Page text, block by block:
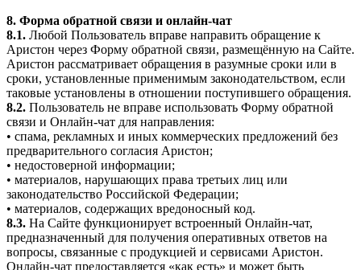
8. Форма обратной связи и онлайн-чат
8.1. Любой Пользователь вправе направить обращение к
Аристон через Форму обратной связи, размещённую на Сайте.
Аристон рассматривает обращения в разумные сроки или в
сроки, установленные применимым законодательством, если
таковые установлены в отношении поступившего обращения.
8.2. Пользователь не вправе использовать Форму обратной
связи и Онлайн-чат для направления:
• спама, рекламных и иных коммерческих предложений без
предварительного согласия Аристон;
• недостоверной информации;
• материалов, нарушающих права третьих лиц или
законодательство Российской Федерации;
• материалов, содержащих вредоносный код.
8.3. На Сайте функционирует встроенный Онлайн-чат,
предназначенный для получения оперативных ответов на
вопросы, связанные с продукцией и сервисами Аристон.
Онлайн-чат предоставляется «как есть» и может быть